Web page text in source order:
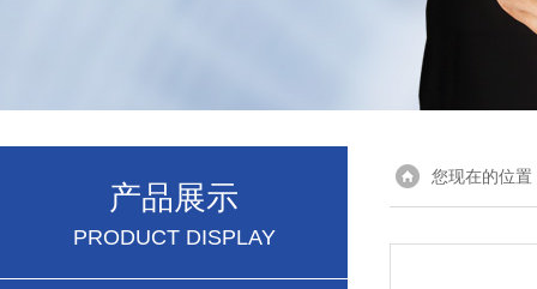
产品展示
PRODUCT DISPLAY
您现在的位置